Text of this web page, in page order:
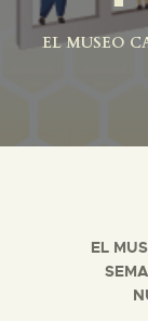
EL MUSEO
EL
EL